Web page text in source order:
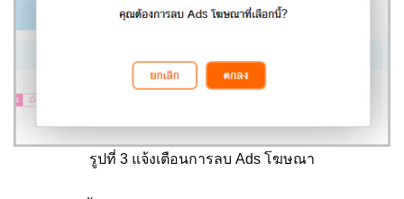
รูปที่ 3 แจ้งเตือนการลบ Ads โฆษณา